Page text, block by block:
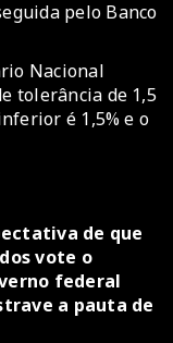
pelo Banco
Nacional
tolerância de 1,5
é 1,5% e o
de que
vote o
federal
a pauta de